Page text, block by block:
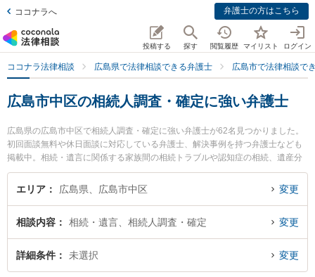
ココナラへ 弁護士の方はこちら
投稿する 探す 閲覧履歴 マイリスト ログイン
ココナラ法律相談 広島県で法律相談できる弁護士 広島市で法律相談で
広島市中区の相続人調査・確定に強い弁護士
広島県の広島市中区で相続人調査・確定に強い弁護士が62名見つかりました。
初回面談無料や休日面談に対応している弁護士、解決事例を持つ弁護士なども
掲載中。相続・遺言に関係する家族間の相続トラブルや認知症の相続、遺産分
割等の細かな分野での絞り込み検索もでき便利です。特に長尾今井法律事務所
の金光 健二弁護士や長尾今井法律事務所の高橋 慎平弁護士、弁護士法人ALG＆
査・確定のトラブルを今すぐに弁護士に相談したい』『相続人調査・確定のト
ラブル解決の実績豊富な近くの弁護士を検索したい』『初回相談無料で相続人
調査・確定を法律相談できる広島市中区内の弁護士に相談予約したい』などで
エリア 広島県、広島市中区 変更
相談内容 相続・遺言、相続人調査・確定 変更
詳細条件 未選択 変更